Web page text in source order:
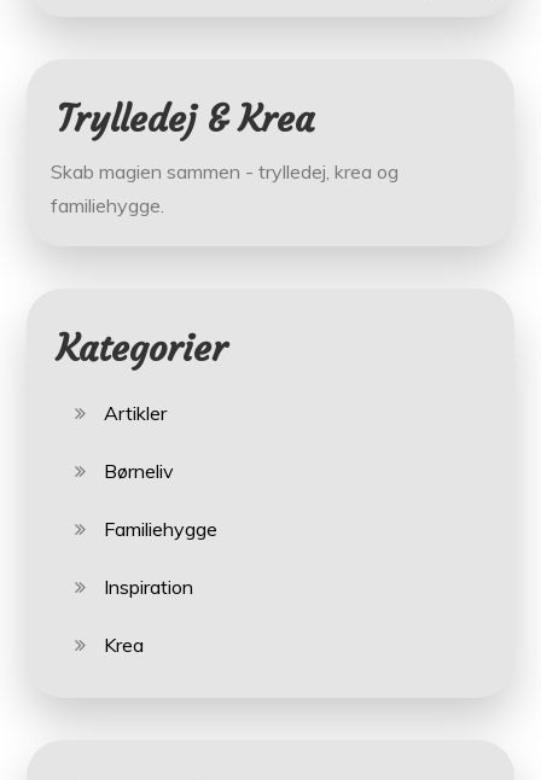
Trylledej & Krea
Skab magien sammen - trylledej, krea og
familiehygge.
Kategorier
Artikler
Børneliv
Familiehygge
Inspiration
Krea